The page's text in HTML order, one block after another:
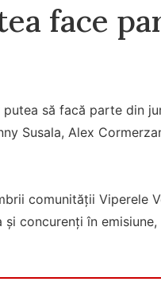
face
să facă parte din
Susala, Alex
comunității Viperele
concurenți în emisiune,